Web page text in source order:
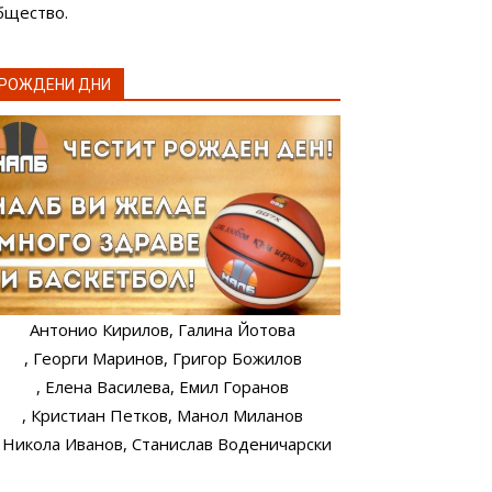
ДНИ
Антонио Кирилов, Галина Йотова
, Георги Маринов, Григор Божилов
, Елена Василева, Емил Горанов
, Кристиан Петков, Манол Миланов
Иванов, Станислав Воденичарски